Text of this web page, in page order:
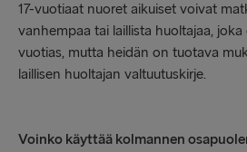
17-vuotiaat nuoret aikuiset voivat
vanhempaa tai laillista huoltajaa,
vuotias, mutta heidän on tuotava
laillisen huoltajan valtuutuskirje.
Voinko käyttää kolmannen